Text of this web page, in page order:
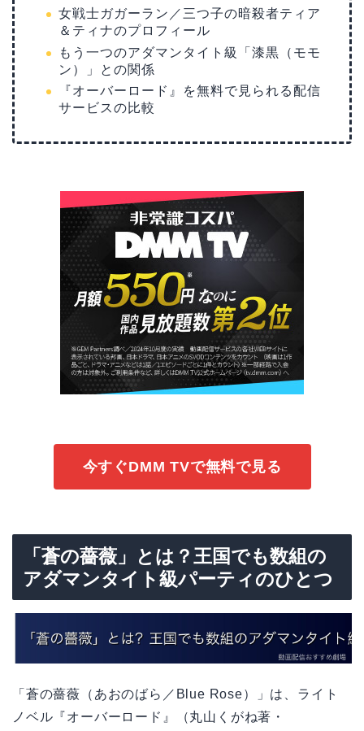
女戦士ガガーラン／三つ子の暗殺者ティア
＆ティナのプロフィール
もう一つのアダマンタイト級「漆黒（モモ
ン）」との関係
『オーバーロード』を無料で見られる配信
サービスの比較
今すぐDMM TVで無料で見る
「蒼の薔薇」とは？王国でも数組の
アダマンタイト級パーティのひとつ
「蒼の薔薇（あおのばら／Blue Rose）」は、ライト
ノベル『オーバーロード』（丸山くがね著・